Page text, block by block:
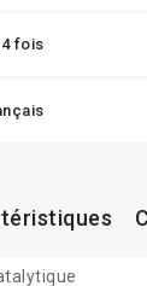
fois